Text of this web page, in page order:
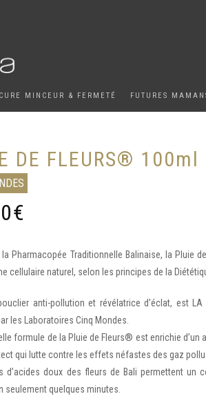
CURE MINCEUR & FERMETÉ FUTURES
DE FLEURS® 100ml
€
la Pharmacopée Traditionnelle Balinaise, la Pluie
cellulaire naturel, selon les principes de la
anti-pollution et révélatrice d’éclat, est
les Laboratoires Cinq Mondes.
formule de la Pluie de Fleurs® est enrichie
qui lutte contre les effets néfastes des gaz
d’acides doux des fleurs de Bali permettent un
seulement quelques minutes.